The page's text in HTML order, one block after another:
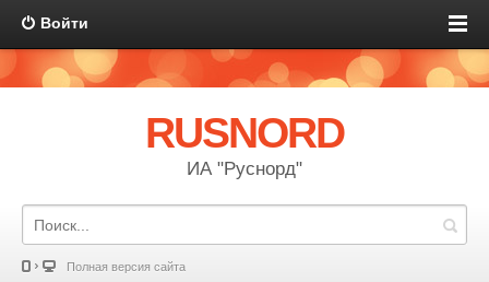
Войти
RUSNORD
ИА "Руснорд"
Полная версия сайта